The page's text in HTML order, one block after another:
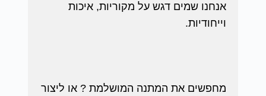
אנחנו שמים דגש על מקוריות, איכות
וייחודיות.
מחפשים את המתנה המושלמת ? או ליצור